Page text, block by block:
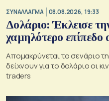
ΣΥΝΑΛΛΑΓΜΑ 08.08.2026, 19:33
Δολάριο: Έκλεισε
χαμηλότερο
Απομακρύνεται το σενάριο
δείχνουν για το δολάριο οι
traders